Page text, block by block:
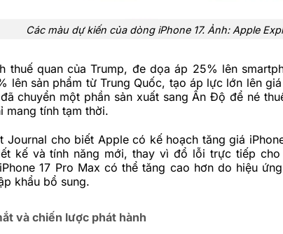
Các màu dự kiến của dòng iPhone 17. Ảnh: Apple
thuế quan của Trump, đe dọa áp 25% lên
lên sản phẩm từ Trung Quốc, tạo áp lực lớn lên
chuyển một phần sản xuất sang Ấn Độ để né
mang tính tạm thời.
Journal cho biết Apple có kế hoạch tăng giá
kế và tính năng mới, thay vì đổ lỗi trực tiếp cho
17 Pro Max có thể tăng cao hơn do hiệu
khẩu bổ sung.
và chiến lược phát hành